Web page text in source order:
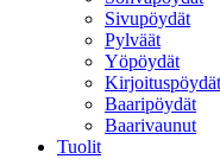
Sivupöydät
Pylväät
Yöpöydät
Kirjoituspöydät
Baaripöydät
Baarivaunut
Tuolit